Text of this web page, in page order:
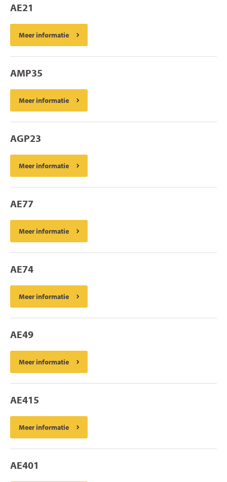
AE21
Meer informatie
AMP35
Meer informatie
AGP23
Meer informatie
AE77
Meer informatie
AE74
Meer informatie
AE49
Meer informatie
AE415
Meer informatie
AE401